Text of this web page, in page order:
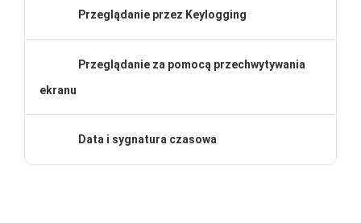
Przeglądanie przez Keylogging
Przeglądanie za pomocą przechwytywania
ekranu
Data i sygnatura czasowa